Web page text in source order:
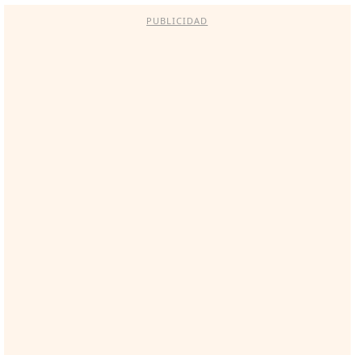
PUBLICIDAD